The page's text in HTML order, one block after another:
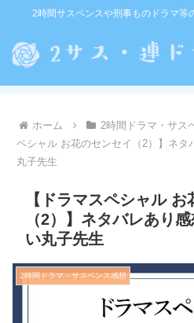
2時間サスペンスや刑事ものドラマ等
ホーム 2時間ドラマ・サス
ペシャル お花のセンセイ（2）】ネタ
丸子先生
【ドラマスペシャル お
（2）】ネタバレあり
い丸子先生
2時間ドラマ・サスペンス感想